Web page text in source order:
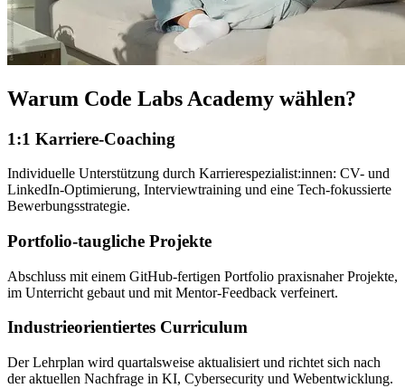
Warum Code Labs Academy wählen?
1:1 Karriere-Coaching
Individuelle Unterstützung durch Karrierespezialist:innen: CV- und
LinkedIn-Optimierung, Interviewtraining und eine Tech-fokussierte
Bewerbungsstrategie.
Portfolio-taugliche Projekte
Abschluss mit einem GitHub-fertigen Portfolio praxisnaher Projekte,
im Unterricht gebaut und mit Mentor-Feedback verfeinert.
Industrieorientiertes Curriculum
Der Lehrplan wird quartalsweise aktualisiert und richtet sich nach
der aktuellen Nachfrage in KI, Cybersecurity und Webentwicklung.